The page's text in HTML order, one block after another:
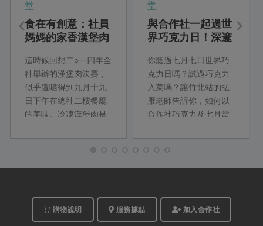
堂
食在有創意：社員
媽媽的家香漢堡肉
這時候回想二○一四年全
社舉辦的漢堡肉決賽，
似乎還嚐得到九月十九
日下午在總社二樓餐廳
的美味。冷凍漢堡肉是
或是孩子下午點心的好
幫手，有著穩定的需
求。...
堂
與合作社一起過世
界巧克力日！深邃
饗宴
你聽過七月七日世界巧
克力日嗎？試過巧克力
入菜嗎？讓竹北站的弘
雁老師告訴你，如何以
合作社巧克力及七月當
味的巧克力料理！
購物說明 服務據點 加入合作社